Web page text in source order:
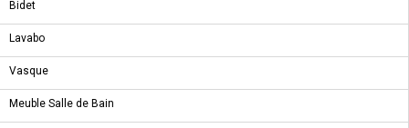
Bidet
Lavabo
Vasque
Meuble Salle de Bain
REF : A-91591010